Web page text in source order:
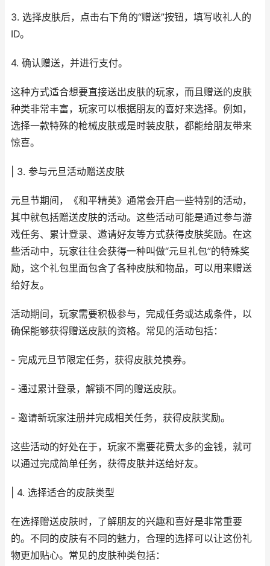
3. 选择皮肤后，点击右下角的“赠送”按钮，填写收礼人的
ID。
4. 确认赠送，并进行支付。
这种方式适合想要直接送出皮肤的玩家，而且赠送的皮肤
种类非常丰富，玩家可以根据朋友的喜好来选择。例如，
选择一款特殊的枪械皮肤或是时装皮肤，都能给朋友带来
惊喜。
| 3. 参与元旦活动赠送皮肤
元旦节期间，《和平精英》通常会开启一些特别的活动，
其中就包括赠送皮肤的活动。这些活动可能是通过参与游
戏任务、累计登录、邀请好友等方式获得皮肤奖励。在这
些活动中，玩家往往会获得一种叫做“元旦礼包”的特殊奖
励，这个礼包里面包含了各种皮肤和物品，可以用来赠送
给好友。
活动期间，玩家需要积极参与，完成任务或达成条件，以
确保能够获得赠送皮肤的资格。常见的活动包括：
- 完成元旦节限定任务，获得皮肤兑换券。
- 通过累计登录，解锁不同的赠送皮肤。
- 邀请新玩家注册并完成相关任务，获得皮肤奖励。
这些活动的好处在于，玩家不需要花费太多的金钱，就可
以通过完成简单任务，获得皮肤并送给好友。
| 4. 选择适合的皮肤类型
在选择赠送皮肤时，了解朋友的兴趣和喜好是非常重要
的。不同的皮肤有不同的魅力，合理的选择可以让这份礼
物更加贴心。常见的皮肤种类包括：